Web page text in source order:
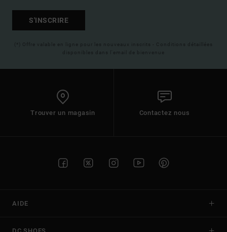
S'INSCRIRE
(*) Offre valable en ligne pour les nouveaux inscrits - Conditions détaillées
disponibles dans l'email de bienvenue
Trouver un magasin Contactez nous
AIDE